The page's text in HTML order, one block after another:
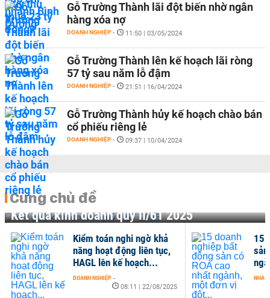
Gỗ Trường Thành lãi đột biến nhờ ngân
hàng xóa nợ
DOANH NGHIỆP - 11:50 | 03/05/2024
Gỗ Trường Thành lên kế hoạch lãi ròng
57 tỷ sau năm lỗ đậm
DOANH NGHIỆP - 21:51 | 16/04/2024
Gỗ Trường Thành hủy kế hoạch chào bán
cổ phiếu riêng lẻ
DOANH NGHIỆP - 09:37 | 10/04/2024
Cùng chủ đề
Kết quả kinh doanh quý II/6T 2025
Kiểm toán nghi ngờ khả
năng hoạt động liên tục,
HAGL lên kế hoạch...
DOANH NGHIỆP -
08:11 | 22/08/2025
15
sản
NHÀ